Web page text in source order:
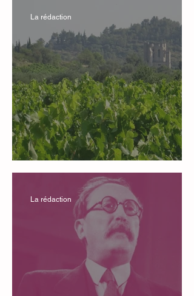
Le RN en nos villages
La rédaction
La rédaction